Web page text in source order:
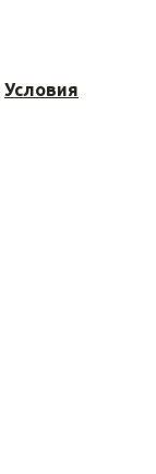
Условия